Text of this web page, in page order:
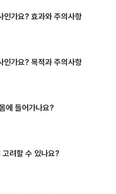
인가요? 효과와 주의사항
인가요? 목적과 주의사항
에 들어가나요?
려할 수 있나요?